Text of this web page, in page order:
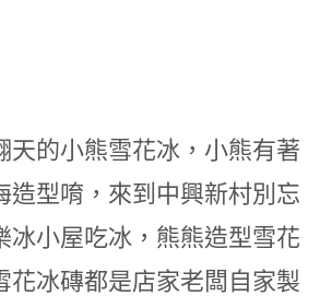
天的小熊雪花冰，小熊有著
造型唷，來到中興新村別忘
冰小屋吃冰，熊熊造型雪花
花冰磚都是店家老闆自家製